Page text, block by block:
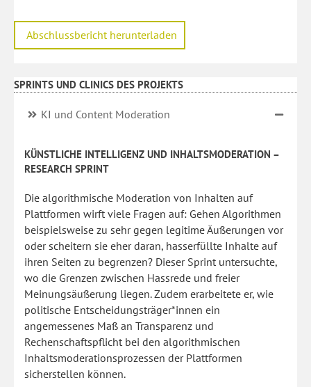
Abschlussbericht herunterladen
SPRINTS UND CLINICS DES PROJEKTS
KI und Content Moderation
KÜNSTLICHE INTELLIGENZ UND INHALTSMODERATION –
RESEARCH SPRINT
Die algorithmische Moderation von Inhalten auf
Plattformen wirft viele Fragen auf: Gehen Algorithmen
beispielsweise zu sehr gegen legitime Äußerungen vor
oder scheitern sie eher daran, hasserfüllte Inhalte auf
ihren Seiten zu begrenzen? Dieser Sprint untersuchte,
wo die Grenzen zwischen Hassrede und freier
Meinungsäußerung liegen. Zudem erarbeitete er, wie
politische Entscheidungsträger*innen ein
angemessenes Maß an Transparenz und
Rechenschaftspflicht bei den algorithmischen
Inhaltsmoderationsprozessen der Plattformen
sicherstellen können.